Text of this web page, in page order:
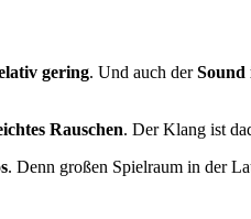
gering. Und auch derSound
Rauschen. Der Klang ist
. Denn großen Spielraum in der